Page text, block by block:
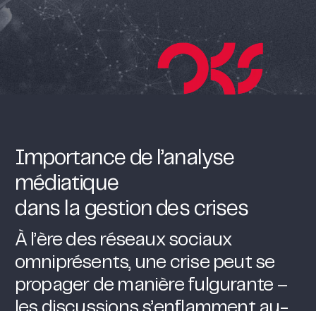
Importance de l’analyse
médiatique
dans la gestion des crises
À l’ère des réseaux sociaux
omniprésents, une crise peut se
propager de manière fulgurante –